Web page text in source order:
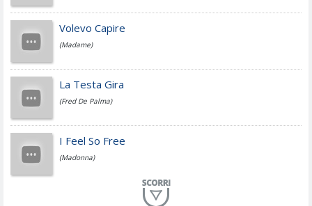
Jovanotti
Fedez
Simone Cristicchi
Volevo Capire
(Madame)
La Testa Gira
(Fred De Palma)
I Feel So Free
(Madonna)